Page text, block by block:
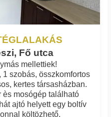
Fő utca
mellettiek!
szobás, összkomfortos
kertes társasházban.
ès mosógép található
ajtó helyett egy boltív
költözhető,